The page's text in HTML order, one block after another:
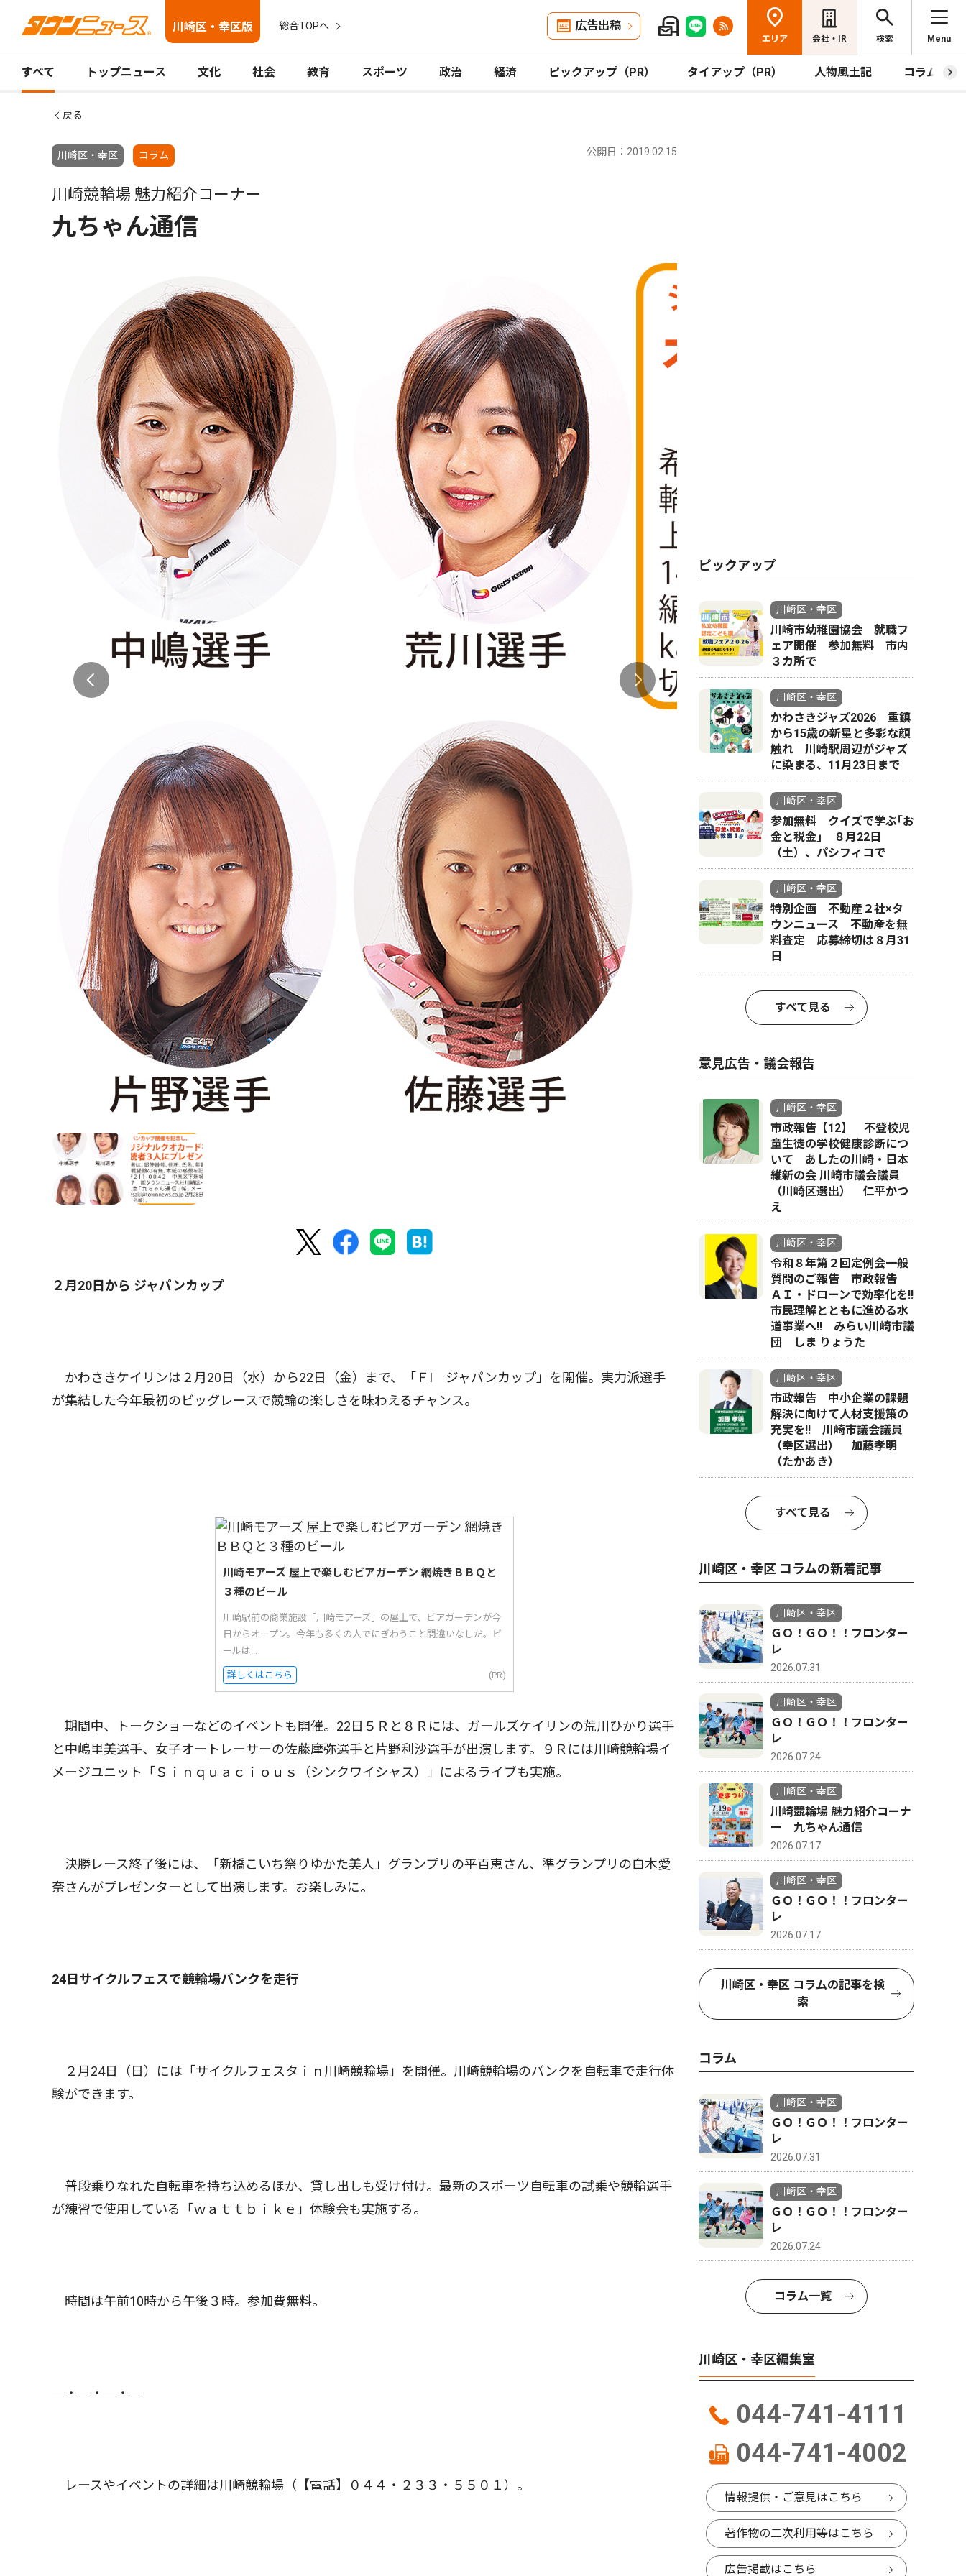
川崎区・幸区版 総合TOPへ 広告出稿
エリア 会社・IR 検索 Menu
すべて トップニュース 文化 社会 教育 スポーツ 政治 経済 ピックアップ（PR） タイアップ（PR） 人物風土記 コラム
戻る
川崎区・幸区 コラム 公開日：2019.02.15
川崎競輪場 魅力紹介コーナー
九ちゃん通信
２月20日から ジャパンカップ
かわさきケイリンは２月20日（水）から22日（金）まで、「ＦI ジャパンカップ」を開催。実力派選手
が集結した今年最初のビッグレースで競輪の楽しさを味わえるチャンス。
川崎モアーズ 屋上で楽しむビアガーデン 網焼きＢＢＱと
３種のビール
川崎駅前の商業施設「川崎モアーズ」の屋上で、ビアガーデンが今
日からオープン。今年も多くの人でにぎわうこと間違いなしだ。ビ
ールは...
詳しくはこちら (PR)
期間中、トークショーなどのイベントも開催。22日５Ｒと８Ｒには、ガールズケイリンの荒川ひかり選手
と中嶋里美選手、女子オートレーサーの佐藤摩弥選手と片野利沙選手が出演します。９Ｒには川崎競輪場イ
メージユニット「Ｓｉｎｑｕａｃｉｏｕｓ（シンクワイシャス）」によるライブも実施。
決勝レース終了後には、「新橋こいち祭りゆかた美人」グランプリの平百恵さん、準グランプリの白木愛
奈さんがプレゼンターとして出演します。お楽しみに。
24日サイクルフェスで競輪場バンクを走行
２月24日（日）には「サイクルフェスタｉｎ川崎競輪場」を開催。川崎競輪場のバンクを自転車で走行体
験ができます。
普段乗りなれた自転車を持ち込めるほか、貸し出しも受け付け。最新のスポーツ自転車の試乗や競輪選手
が練習で使用している「ｗａｔｔｂｉｋｅ」体験会も実施する。
時間は午前10時から午後３時。参加費無料。
─・─・─・─
レースやイベントの詳細は川崎競輪場（【電話】０４４・２３３・５５０１）。
ピックアップ
川崎区・幸区
川崎市幼稚園協会 就職フ
ェア開催 参加無料 市内
３カ所で
川崎区・幸区
かわさきジャズ2026 重鎮
から15歳の新星と多彩な顔
触れ 川崎駅周辺がジャズ
に染まる、11月23日まで
川崎区・幸区
参加無料 クイズで学ぶ｢お
金と税金｣ ８月22日
（土）、パシフィコで
川崎区・幸区
特別企画 不動産２社×タ
ウンニュース 不動産を無
料査定 応募締切は８月31
日
すべて見る
意見広告・議会報告
川崎区・幸区
市政報告【12】 不登校児
童生徒の学校健康診断につ
いて あしたの川崎・日本
維新の会 川崎市議会議員
（川崎区選出） 仁平かつ
え
川崎区・幸区
令和８年第２回定例会一般
質問のご報告 市政報告
ＡＩ・ドローンで効率化を!!
市民理解とともに進める水
道事業へ!! みらい川崎市議
団 しま りょうた
川崎区・幸区
市政報告 中小企業の課題
解決に向けて人材支援策の
充実を!! 川崎市議会議員
（幸区選出） 加藤孝明
（たかあき）
すべて見る
川崎区・幸区 コラムの新着記事
川崎区・幸区
ＧＯ！ＧＯ！！フロンター
レ
2026.07.31
川崎区・幸区
ＧＯ！ＧＯ！！フロンター
レ
2026.07.24
川崎区・幸区
川崎競輪場 魅力紹介コーナ
ー 九ちゃん通信
2026.07.17
川崎区・幸区
ＧＯ！ＧＯ！！フロンター
レ
2026.07.17
川崎区・幸区 コラムの記事を検
索
コラム
川崎区・幸区
ＧＯ！ＧＯ！！フロンター
レ
2026.07.31
川崎区・幸区
ＧＯ！ＧＯ！！フロンター
レ
2026.07.24
コラム一覧
川崎区・幸区編集室
044-741-4111
044-741-4002
情報提供・ご意見はこちら
著作物の二次利用等はこちら
広告掲載はこちら